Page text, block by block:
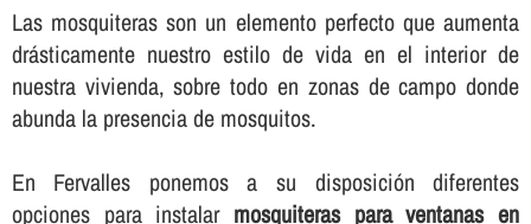
Las mosquiteras son un elemento perfecto que aumenta
drásticamente nuestro estilo de vida en el interior de
nuestra vivienda, sobre todo en zonas de campo donde
abunda la presencia de mosquitos.
En Fervalles ponemos a su disposición diferentes
opciones para instalar mosquiteras para ventanas en